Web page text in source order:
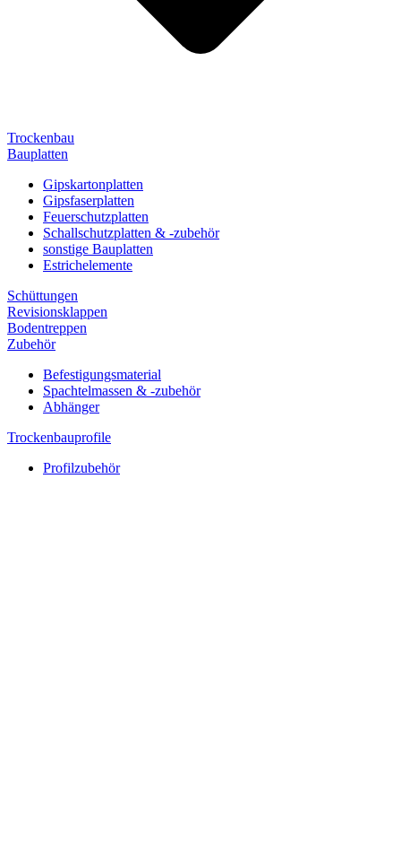
Trockenbau
Bauplatten
Gipskartonplatten
Gipsfaserplatten
Feuerschutzplatten
Schallschutzplatten & -zubehör
sonstige Bauplatten
Estrichelemente
Schüttungen
Revisionsklappen
Bodentreppen
Zubehör
Befestigungsmaterial
Spachtelmassen & -zubehör
Abhänger
Trockenbauprofile
Profilzubehör